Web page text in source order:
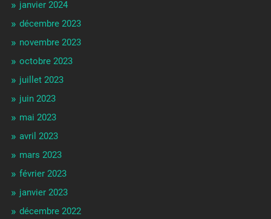
janvier 2024
décembre 2023
novembre 2023
octobre 2023
juillet 2023
juin 2023
mai 2023
avril 2023
mars 2023
février 2023
janvier 2023
décembre 2022